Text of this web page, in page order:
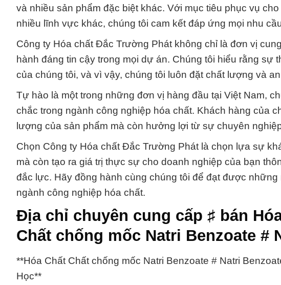
và nhiều sản phẩm đặc biệt khác. Với mục tiêu phục vụ
nhiều lĩnh vực khác, chúng tôi cam kết đáp ứng mọi nhu
Công ty Hóa chất Đắc Trường Phát không chỉ là đơn vị
hành đáng tin cậy trong mọi dự án. Chúng tôi hiểu rằng
của chúng tôi, và vì vậy, chúng tôi luôn đặt chất lượng và
Tự hào là một trong những đơn vị hàng đầu tại Việt Nam,
chắc trong ngành công nghiệp hóa chất. Khách hàng của
lượng của sản phẩm mà còn hưởng lợi từ sự chuyên
Chọn Công ty Hóa chất Đắc Trường Phát là chọn lựa sự
mà còn tạo ra giá trị thực sự cho doanh nghiệp của bạn
đắc lực. Hãy đồng hành cùng chúng tôi để đạt được
ngành công nghiệp hóa chất.
Địa chỉ chuyên cung cấp ♯ bán
Chất chống mốc Natri Benzoate #
**Hóa Chất Chất chống mốc Natri Benzoate # Natri
Học**